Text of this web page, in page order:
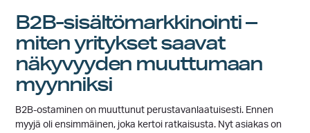
B2B-sisältömarkkinointi –
miten yritykset saavat
näkyvyyden muuttumaan
myynniksi
B2B-ostaminen on muuttunut perustavanlaatuisesti. Ennen
myyjä oli ensimmäinen, joka kertoi ratkaisusta. Nyt asiakas on